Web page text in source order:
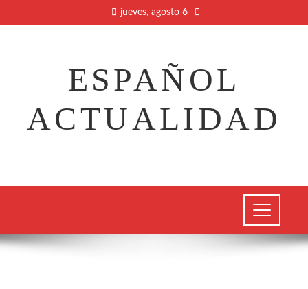
jueves, agosto 6
ESPAÑOL
ACTUALIDAD